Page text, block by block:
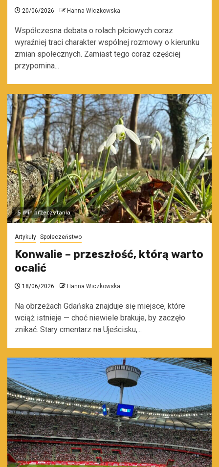
20/06/2026 Hanna Wiczkowska
Współczesna debata o rolach płciowych coraz
wyraźniej traci charakter wspólnej rozmowy o kierunku
zmian społecznych. Zamiast tego coraz częściej
przypomina...
5 min przeczytania
Artykuły Społeczeństwo
Konwalie – przeszłość, którą warto
ocalić
18/06/2026 Hanna Wiczkowska
Na obrzeżach Gdańska znajduje się miejsce, które
wciąż istnieje — choć niewiele brakuje, by zaczęło
znikać. Stary cmentarz na Ujeścisku,...